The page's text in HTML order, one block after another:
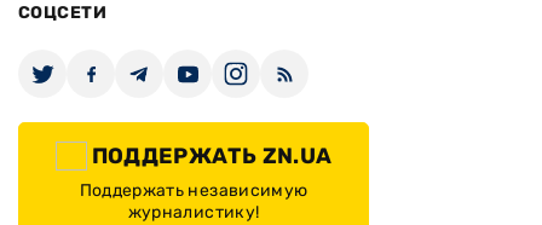
СОЦСЕТИ
ПОДДЕРЖАТЬ ZN.UA
Поддержать независимую
журналистику!